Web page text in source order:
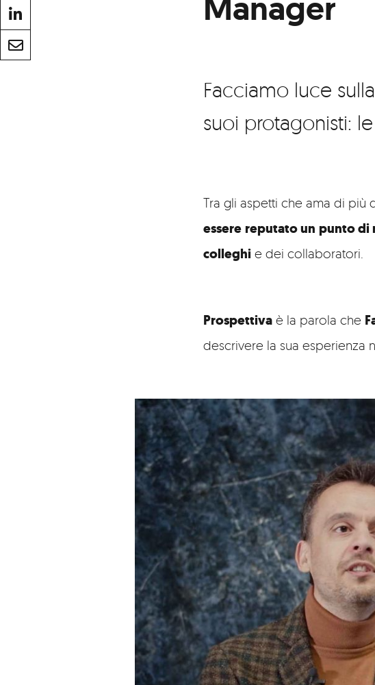
Facciamo luce
suoi protagonisti:
Tra gli aspetti che ama di più
essere reputato un punto di
colleghi e dei collaboratori.
Prospettiva è la parola che
descrivere la sua esperienza